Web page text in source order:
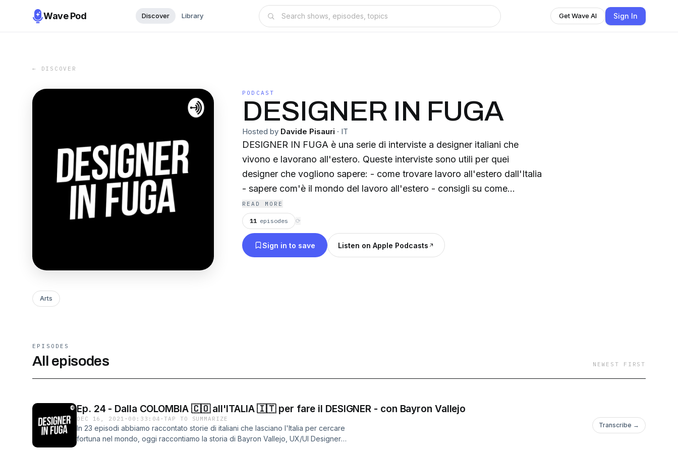
Wave Pod Discover Library Get Wave AI Sign In
← DISCOVER
PODCAST
DESIGNER IN FUGA
Hosted by Davide Pisauri · IT
DESIGNER IN FUGA è una serie di interviste a designer italiani che
vivono e lavorano all'estero. Queste interviste sono utili per quei
designer che vogliono sapere: - come trovare lavoro all'estero dall'Italia
- sapere com'è il mondo del lavoro all'estero - consigli su come
emigrare - il rapporto con colleghi stranieri - le differenze tra Italia ed
estero nel mondo del lavoro - perchè lasciare l'Italia - perchè tornare in
Italia
READ MORE
11 episodes ⟳
Sign in to save Listen on Apple Podcasts
Arts
EPISODES
All episodes NEWEST FIRST
Ep. 24 - Dalla COLOMBIA 🇨🇴 all'ITALIA 🇮🇹 per fare il DESIGNER - con Bayron Vallejo
DEC 16, 2021 · 00:33:04 ·TAP TO SUMMARIZE
In 23 episodi abbiamo raccontato storie di italiani che lasciano l'Italia per cercare
fortuna nel mondo, oggi raccontiamo la storia di Bayron Vallejo, UX/UI Designer
Transcribe →